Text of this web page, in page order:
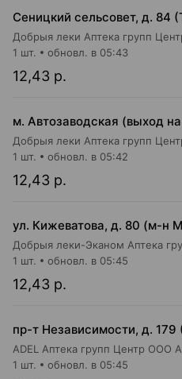
Сеницкий сельсовет, д. 84
12,43 р.
1 шт. обновл. в 05:43
12,43 р.
1 шт. обновл. в 05:42
ул. Кижеватова, д. 80 (м-н
12,43 р.
1 шт. обновл. в 05:45
ADEL Аптека групп Центр ООО
1 шт. обновл. в 05:45